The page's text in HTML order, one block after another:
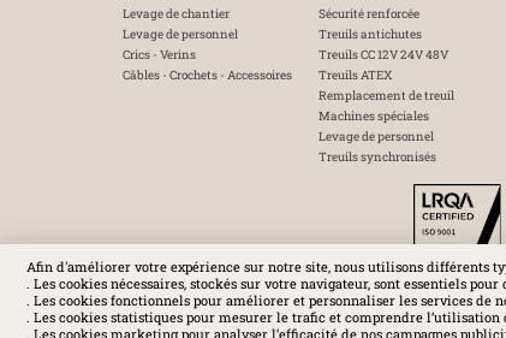
Afin d'améliorer votre expérience sur notre site, nous utilisons différents
. Les cookies nécessaires, stockés sur votre navigateur, sont essentiels
. Les cookies fonctionnels pour améliorer et personnaliser les services de
. Les cookies statistiques pour mesurer le trafic et comprendre l’utilisation
. Les cookies marketing pour analyser l’efficacité de nos campagnes
Levage de chantier
Levage de personnel
Crics - Verins
Câbles - Crochets - Accessoires
Sécurité renforcée
Treuils antichutes
Treuils CC 12V 24V 48V
Treuils ATEX
Remplacement de treuil
Machines spéciales
Levage de personnel
Treuils synchronisés